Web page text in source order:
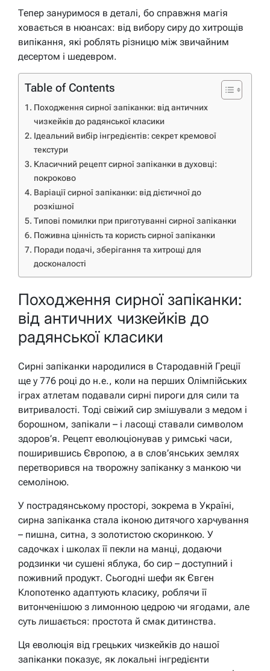
Тепер зануримося в деталі, бо справжня магія
ховається в нюансах: від вибору сиру до хитрощів
випікання, які роблять різницю між звичайним
десертом і шедевром.
Table of Contents
Походження сирної запіканки: від античних
чизкейків до радянської класики
Ідеальний вибір інгредієнтів: секрет кремової
текстури
Класичний рецепт сирної запіканки в духовці:
покроково
Варіації сирної запіканки: від дієтичної до
розкішної
Типові помилки при приготуванні сирної запіканки
Поживна цінність та користь сирної запіканки
Поради подачі, зберігання та хитрощі для
досконалості
Походження сирної запіканки:
від античних чизкейків до
радянської класики
Сирні запіканки народилися в Стародавній Греції
ще у 776 році до н.е., коли на перших Олімпійських
іграх атлетам подавали сирні пироги для сили та
витривалості. Тоді свіжий сир змішували з медом і
борошном, запікали – і ласощі ставали символом
здоров’я. Рецепт еволюціонував у римські часи,
поширившись Європою, а в слов’янських землях
перетворився на творожну запіканку з манкою чи
семоліною.
У пострадянському просторі, зокрема в Україні,
сирна запіканка стала іконою дитячого харчування
– пишна, ситна, з золотистою скоринкою. У
садочках і школах її пекли на манці, додаючи
родзинки чи сушені яблука, бо сир – доступний і
поживний продукт. Сьогодні шефи як Євген
Клопотенко адаптують класику, роблячи її
витонченішою з лимонною цедрою чи ягодами, але
суть лишається: простота й смак дитинства.
Ця еволюція від грецьких чизкейків до нашої
запіканки показує, як локальні інгредієнти